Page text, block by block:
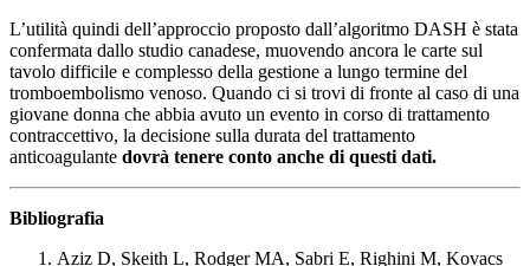
L’utilità quindi dell’approccio proposto dall’algoritmo DASH è stata
confermata dallo studio canadese, muovendo ancora le carte sul
tavolo difficile e complesso della gestione a lungo termine del
tromboembolismo venoso. Quando ci si trovi di fronte al caso di una
giovane donna che abbia avuto un evento in corso di trattamento
contraccettivo, la decisione sulla durata del trattamento
anticoagulante dovrà tenere conto anche di questi dati.
Bibliografia
Aziz D, Skeith L, Rodger MA, Sabri E, Righini M, Kovacs